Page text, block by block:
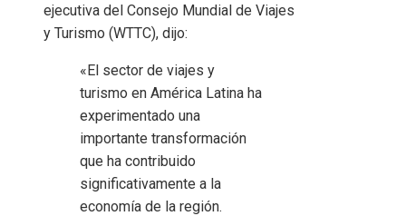
ejecutiva del Consejo Mundial de Viajes
y Turismo (WTTC), dijo:
«El sector de viajes y
turismo en América Latina ha
experimentado una
importante transformación
que ha contribuido
significativamente a la
economía de la región.